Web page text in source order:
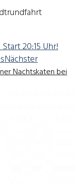
20:15 Uhr!
Nächster
Nachtskaten bei